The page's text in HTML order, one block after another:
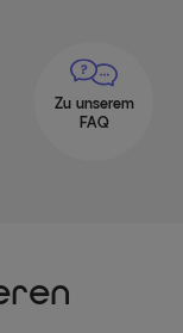
Zu unserem
FAQ